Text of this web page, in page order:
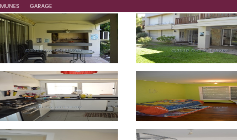
GARAGE